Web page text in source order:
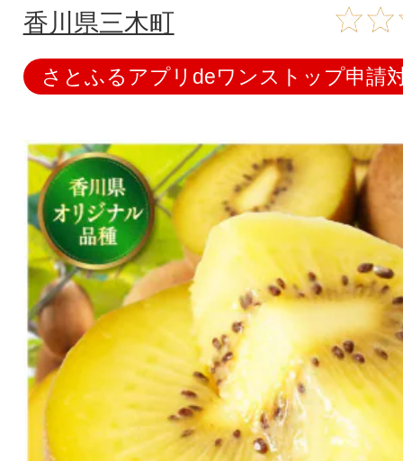
香川県三木町
さとふるアプリdeワンストップ申請